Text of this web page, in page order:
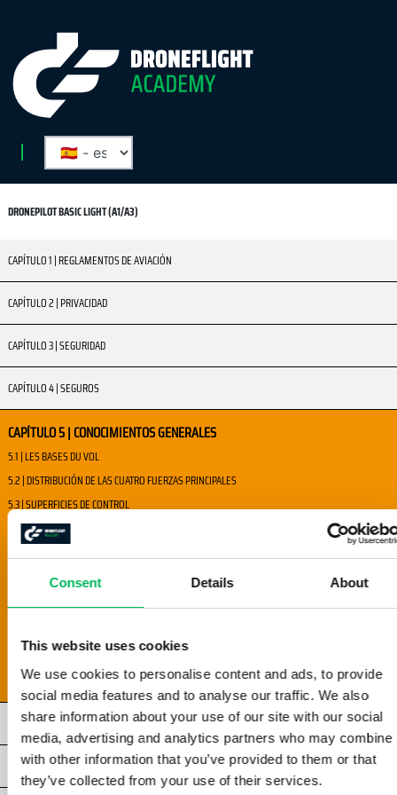
Consent Details About
This website uses cookies
We use cookies to personalise content and ads, to provide
social media features and to analyse our traffic. We also
share information about your use of our site with our social
media, advertising and analytics partners who may combine
with other information that you’ve provided to them or that
they’ve collected from your use of their services.
DRONEPILOT BASIC LIGHT (A1/A3)
CAPÍTULO 1 | REGLAMENTOS DE AVIACIÓN
CAPÍTULO 2 | PRIVACIDAD
CAPÍTULO 3 | SEGURIDAD
CAPÍTULO 4 | SEGUROS
CAPÍTULO 5 | CONOCIMIENTOS GENERALES
5.1 | LES BASES DU VOL
5.2 | DISTRIBUCIÓN DE LAS CUATRO FUERZAS PRINCIPALES
5.3 | SUPERFICIES DE CONTROL
5.4 | EFECTO AERODYNÁMICOS
5.6 | LOS PRINCIPALES COMPINENTES
5.9 | CONFIGURACIÓN DE LA AERONAVE
5.10 | MANTENIMIENTO
CAPÍTULO 6 | RENDIMIENTO HUMANO
CAPÍTULO 7 | ESPACIO AÉREO